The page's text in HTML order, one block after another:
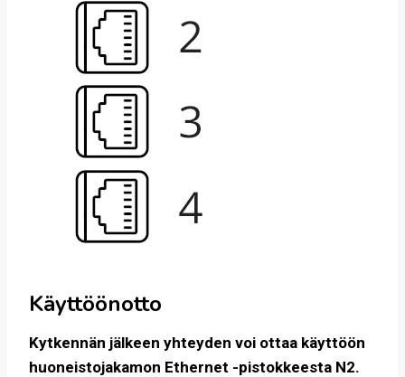
Käyttöönotto
Kytkennän jälkeen yhteyden voi ottaa käyttöön
huoneistojakamon Ethernet -pistokkeesta N2.